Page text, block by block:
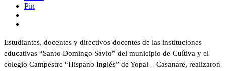
Pin
Estudiantes, docentes y directivos docentes de las instituciones
educativas “Santo Domingo Savio” del municipio de Cuítiva y el
colegio Campestre “Hispano Inglés” de Yopal – Casanare, realizaron